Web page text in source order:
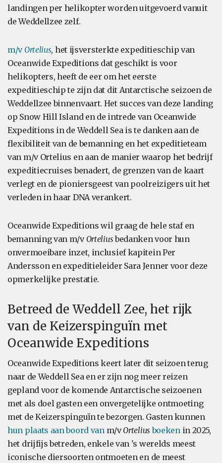
landingen per helikopter worden uitgevoerd vanuit
de Weddellzee zelf.
m/v Ortelius, het ijsversterkte expeditieschip van
Oceanwide Expeditions dat geschikt is voor
helikopters, heeft de eer om het eerste
expeditieschip te zijn dat dit Antarctische seizoen de
Weddellzee binnenvaart. Het succes van deze landing
op Snow Hill Island en de intrede van Oceanwide
Expeditions in de Weddell Sea is te danken aan de
flexibiliteit van de bemanning en het expeditieteam
van m/v Ortelius en aan de manier waarop het bedrijf
expeditiecruises benadert, de grenzen van de kaart
verlegt en de pioniersgeest van poolreizigers uit het
verleden in haar DNA verankert.
Oceanwide Expeditions wil graag de hele staf en
bemanning van m/v Orteliusbedanken voor hun
onvermoeibare inzet, inclusief kapitein Per
Andersson en expeditieleider Sara Jenner voor deze
opmerkelijke prestatie.
Betreed de Weddell Zee, het rijk
van de Keizerspinguïn met
Oceanwide Expeditions
Oceanwide Expeditions keert later dit seizoen terug
naar de Weddell Sea en er zijn nog meer reizen
gepland voor de komende Antarctische seizoenen
met als doel gasten een onvergetelijke ontmoeting
met de Keizerspinguïn te bezorgen. Gasten kunnen
hun plaats aan boord van m/vOrteliusboeken in 2025,
het drijfijs betreden, enkele van 's werelds meest
iconische diersoorten ontmoeten en de meest